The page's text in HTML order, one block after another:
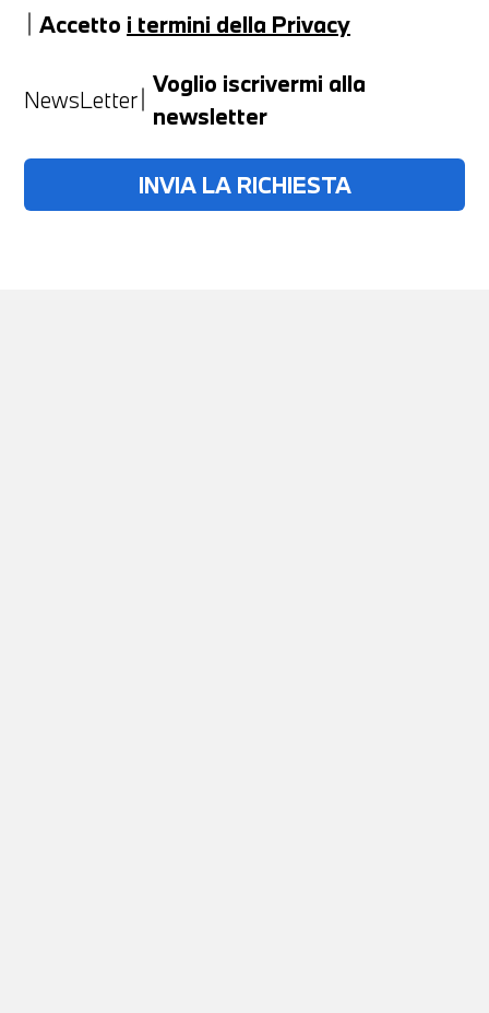
Accetto i termini della Privacy
NewsLetter
Voglio iscrivermi alla
newsletter